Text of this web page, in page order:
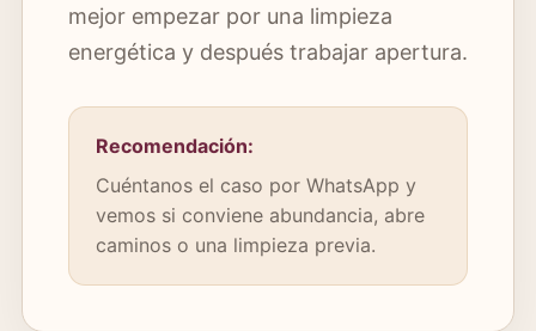
mejor empezar por una limpieza
energética y después trabajar apertura.
Recomendación:
Cuéntanos el caso por WhatsApp y
vemos si conviene abundancia, abre
caminos o una limpieza previa.